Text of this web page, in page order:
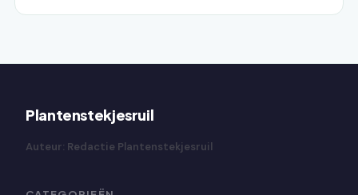
Plantenstekjesruil
Auteur: Redactie Plantenstekjesruil